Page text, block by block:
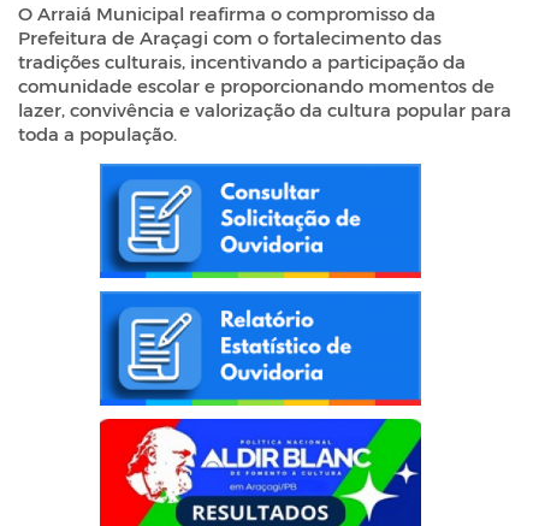
O Arraiá Municipal reafirma o compromisso da
Prefeitura de Araçagi com o fortalecimento das
tradições culturais, incentivando a participação da
comunidade escolar e proporcionando momentos de
lazer, convivência e valorização da cultura popular para
toda a população.